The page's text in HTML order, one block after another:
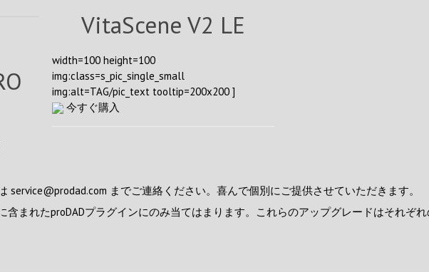
VitaScene V2 LE
width=100 height=100
img:class=s_pic_single_small
img:alt=TAG/pic_text tooltip=200x200 ]
今すぐ購入
service@prodad.com までご連絡ください。喜んで個別にご提供させていただきます。
含まれたproDADプラグインにのみ当てはまります。これらのアップグレードはそれぞ